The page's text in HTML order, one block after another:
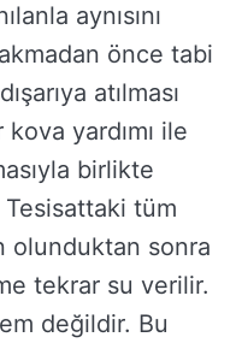
aynısını
önce tabi
atılması
yardımı ile
birlikte
Tesisattaki tüm
olunduktan sonra
tekrar su verilir.
değildir. Bu